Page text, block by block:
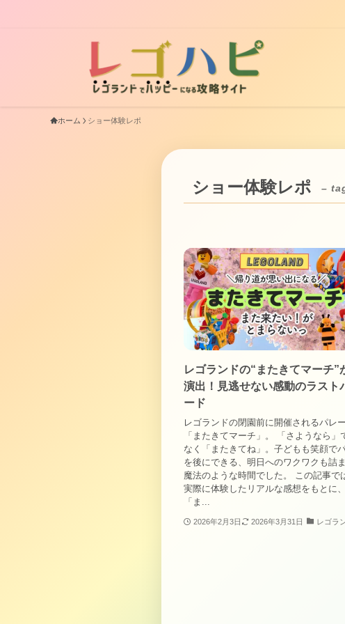
困
ホーム ショー体験レポ
ショー体験レポ –
レゴランドの“またきてマーチ”
演出！見逃せない感動のラスト
ード
レゴランドの閉園前に開催されるパレ
「またきてマーチ」。 「さようなら」
なく「またきてね」。子どもも笑顔で
を後にできる、明日へのワクワクも詰
魔法のような時間でした。 この記事で
実際に体験したリアルな感想をもとに、
「ま...
2026年2月3日 2026年3月31日 レゴラ